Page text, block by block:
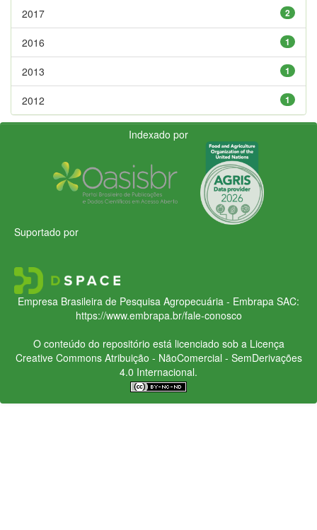
2
2017
1
2016
1
2013
1
2012
Indexado por
Suportado por
Empresa Brasileira de Pesquisa Agropecuária - Embrapa SAC:
https://www.embrapa.br/fale-conosco
O conteúdo do repositório está licenciado sob a Licença
Creative CommonsAtribuição - NãoComercial - SemDerivações
4.0 Internacional.